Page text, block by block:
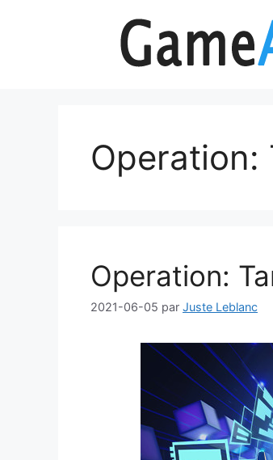
Operation:
Operation:
2021-06-05 par Juste Leblanc